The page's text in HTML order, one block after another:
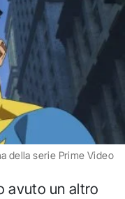
della serie Prime Video
avuto un altro